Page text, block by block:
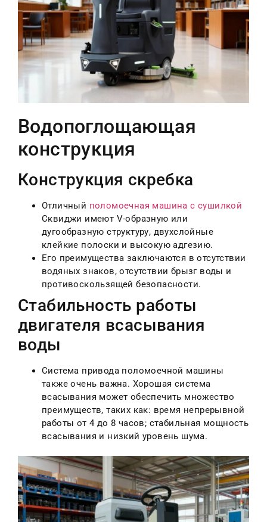
Водопоглощающая
конструкция
Конструкция скребка
Отличный поломоечная машина с сушилкой
Сквиджи имеют V-образную или
дугообразную структуру, двухслойные
клейкие полоски и высокую адгезию.
Его преимущества заключаются в отсутствии
водяных знаков, отсутствии брызг воды и
противоскользящей безопасности.
Стабильность работы
двигателя всасывания
воды
Система привода поломоечной машины
также очень важна. Хорошая система
всасывания может обеспечить множество
преимуществ, таких как: время непрерывной
работы от 4 до 8 часов; стабильная мощность
всасывания и низкий уровень шума.